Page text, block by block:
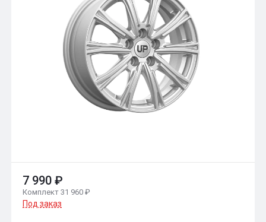
7 990 ₽
Комплект 31 960 ₽
Под заказ